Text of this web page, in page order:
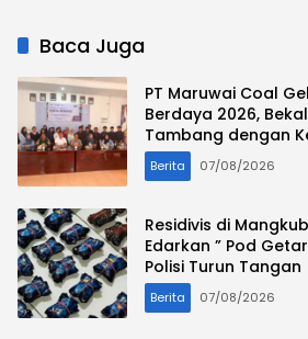
Baca Juga
PT Maruwai Coal
Berdaya 2026,
Tambang dengan
Komputer Bekerja
Berita 07/08/2026
Residivis di
Edarkan ” Pod
Polisi Turun Tangan
Berita 07/08/2026